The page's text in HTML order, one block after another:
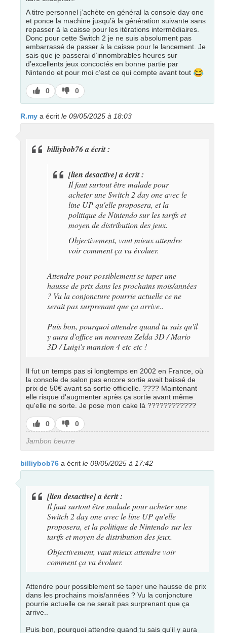
A titre personnel j’achète en général la console day one
et ponce la machine jusqu’à la génération suivante sans
repasser à la caisse pour les itérations intermédiaires.
Donc pour cette Switch 2 je ne suis absolument pas
embarrassé de passer à la caisse pour le lancement. Je
sais que je passerai d’innombrables heures sur
d’excellents jeux concoctés en bonne partie par
Nintendo et pour moi c’est ce qui compte avant tout 😂
J’aime
0
J’aime
pas
0
R.my a écrit le 09/05/2025 à 18:03
billiybob76 a écrit :
[lien desactive] a écrit :
Il faut surtout être malade pour
acheter une Switch 2 day one avec le
line UP qu'elle proposera, et la
politique de Nintendo sur les tarifs et
moyen de distribution des jeux.
Objectivement, vaut mieux attendre
voir comment ça va évoluer.
Attendre pour possiblement se taper une
hausse de prix dans les prochains mois/années
? Vu la conjoncture pourrie actuelle ce ne
serait pas surprenant que ça arrive..
Puis bon, pourquoi attendre quand tu sais qu'il
y aura d'office un nouveau Zelda 3D / Mario
3D / Luigi's mansion 4 etc etc !
Il fut un temps pas si longtemps en 2002 en France, où
la console de salon pas encore sortie avait baissé de
prix de 50€ avant sa sortie officielle. ???? Maintenant
elle risque d'augmenter après ça sortie avant même
qu'elle ne sorte. Je pose mon cake là ????????????
J’aime
0
J’aime
pas
0
Jambon beurre
billiybob76 a écrit le 09/05/2025 à 17:42
[lien desactive] a écrit :
Il faut surtout être malade pour acheter une
Switch 2 day one avec le line UP qu'elle
proposera, et la politique de Nintendo sur les
tarifs et moyen de distribution des jeux.
Objectivement, vaut mieux attendre voir
comment ça va évoluer.
Attendre pour possiblement se taper une hausse de prix
dans les prochains mois/années ? Vu la conjoncture
pourrie actuelle ce ne serait pas surprenant que ça
arrive..
Puis bon, pourquoi attendre quand tu sais qu'il y aura